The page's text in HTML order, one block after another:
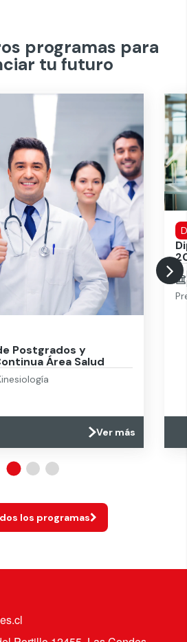
programas para
tu futuro
Postgrados y
Área Salud
Ver más
los programas